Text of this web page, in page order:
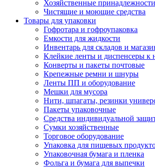
Хозяйственные принадлежности
Чистящие и моющие средства
Товары для упаковки
Гофротара и гофроупаковка
Емкости для жидкости
Инвентарь для складов и
Клейкие ленты и диспенсеры к
Конверты и пакеты почтовые
Крепежные ремни и шнуры
Ленты ПП и оборудование
Мешки для мусора
Нити, шпагаты, резинки
Пакеты упаковочные
Средства индивидуальной
Сумки хозяйственные
Торговое оборудование
Упаковка для пищевых
Упаковочная бумага и пленка
Фольга и бумага для выпечки